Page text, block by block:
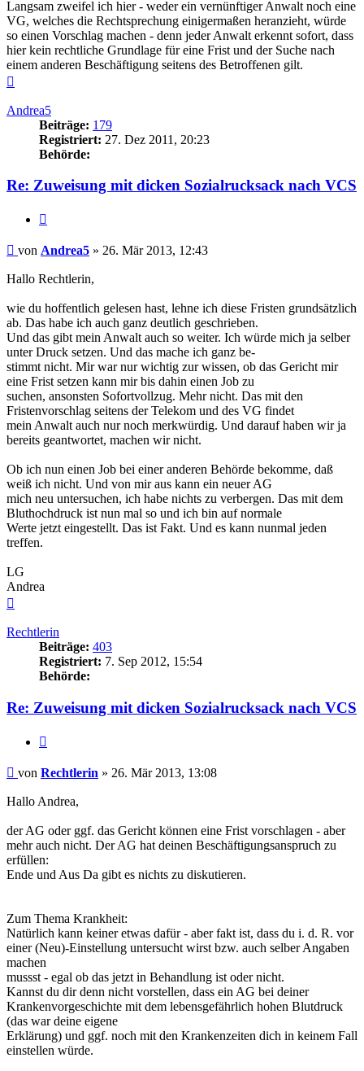
Langsam zweifel ich hier - weder ein vernünftiger Anwalt noch eine
VG, welches die Rechtsprechung einigermaßen heranzieht, würde
so einen Vorschlag machen - denn jeder Anwalt erkennt sofort, dass
hier kein rechtliche Grundlage für eine Frist und der Suche nach
einem anderen Beschäftigung seitens des Betroffenen gilt.
Andrea5
Beiträge: 179
Registriert: 27. Dez 2011, 20:23
Behörde:
Re: Zuweisung mit dicken Sozialrucksack nach VCS
Beitrag
von Andrea5 » 26. Mär 2013, 12:43
Hallo Rechtlerin,
wie du hoffentlich gelesen hast, lehne ich diese Fristen grundsätzlich
ab. Das habe ich auch ganz deutlich geschrieben.
Und das gibt mein Anwalt auch so weiter. Ich würde mich ja selber
unter Druck setzen. Und das mache ich ganz be-
stimmt nicht. Mir war nur wichtig zur wissen, ob das Gericht mir
eine Frist setzen kann mir bis dahin einen Job zu
suchen, ansonsten Sofortvollzug. Mehr nicht. Das mit den
Fristenvorschlag seitens der Telekom und des VG findet
mein Anwalt auch nur noch merkwürdig. Und darauf haben wir ja
bereits geantwortet, machen wir nicht.
Ob ich nun einen Job bei einer anderen Behörde bekomme, daß
weiß ich nicht. Und von mir aus kann ein neuer AG
mich neu untersuchen, ich habe nichts zu verbergen. Das mit dem
Bluthochdruck ist nun mal so und ich bin auf normale
Werte jetzt eingestellt. Das ist Fakt. Und es kann nunmal jeden
treffen.
LG
Andrea
Rechtlerin
Beiträge: 403
Registriert: 7. Sep 2012, 15:54
Behörde:
Re: Zuweisung mit dicken Sozialrucksack nach VCS
Beitrag
von Rechtlerin » 26. Mär 2013, 13:08
Hallo Andrea,
der AG oder ggf. das Gericht können eine Frist vorschlagen - aber
mehr auch nicht. Der AG hat deinen Beschäftigungsanspruch zu
erfüllen:
Ende und Aus Da gibt es nichts zu diskutieren.
Zum Thema Krankheit:
Natürlich kann keiner etwas dafür - aber fakt ist, dass du i. d. R. vor
einer (Neu)-Einstellung untersucht wirst bzw. auch selber Angaben
machen
mussst - egal ob das jetzt in Behandlung ist oder nicht.
Kannst du dir denn nicht vorstellen, dass ein AG bei deiner
Krankenvorgeschichte mit dem lebensgefährlich hohen Blutdruck
(das war deine eigene
Erklärung) und ggf. noch mit den Krankenzeiten dich in keinem Fall
einstellen würde.